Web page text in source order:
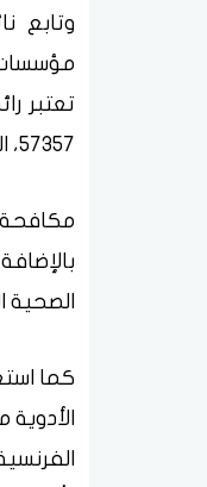
وتابع
57357، اللذان يقودان
مكافحة
الصحية
كما